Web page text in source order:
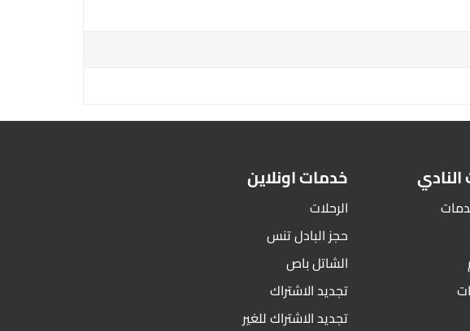
خدمات اونلاين
الرحلات
حجز البادل تنس
الشاتل باص
تجديد الاشتراك
تجديد الاشتراك للغير